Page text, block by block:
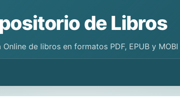
de Libros
de libros en formatos PDF, EPUB y MOBI